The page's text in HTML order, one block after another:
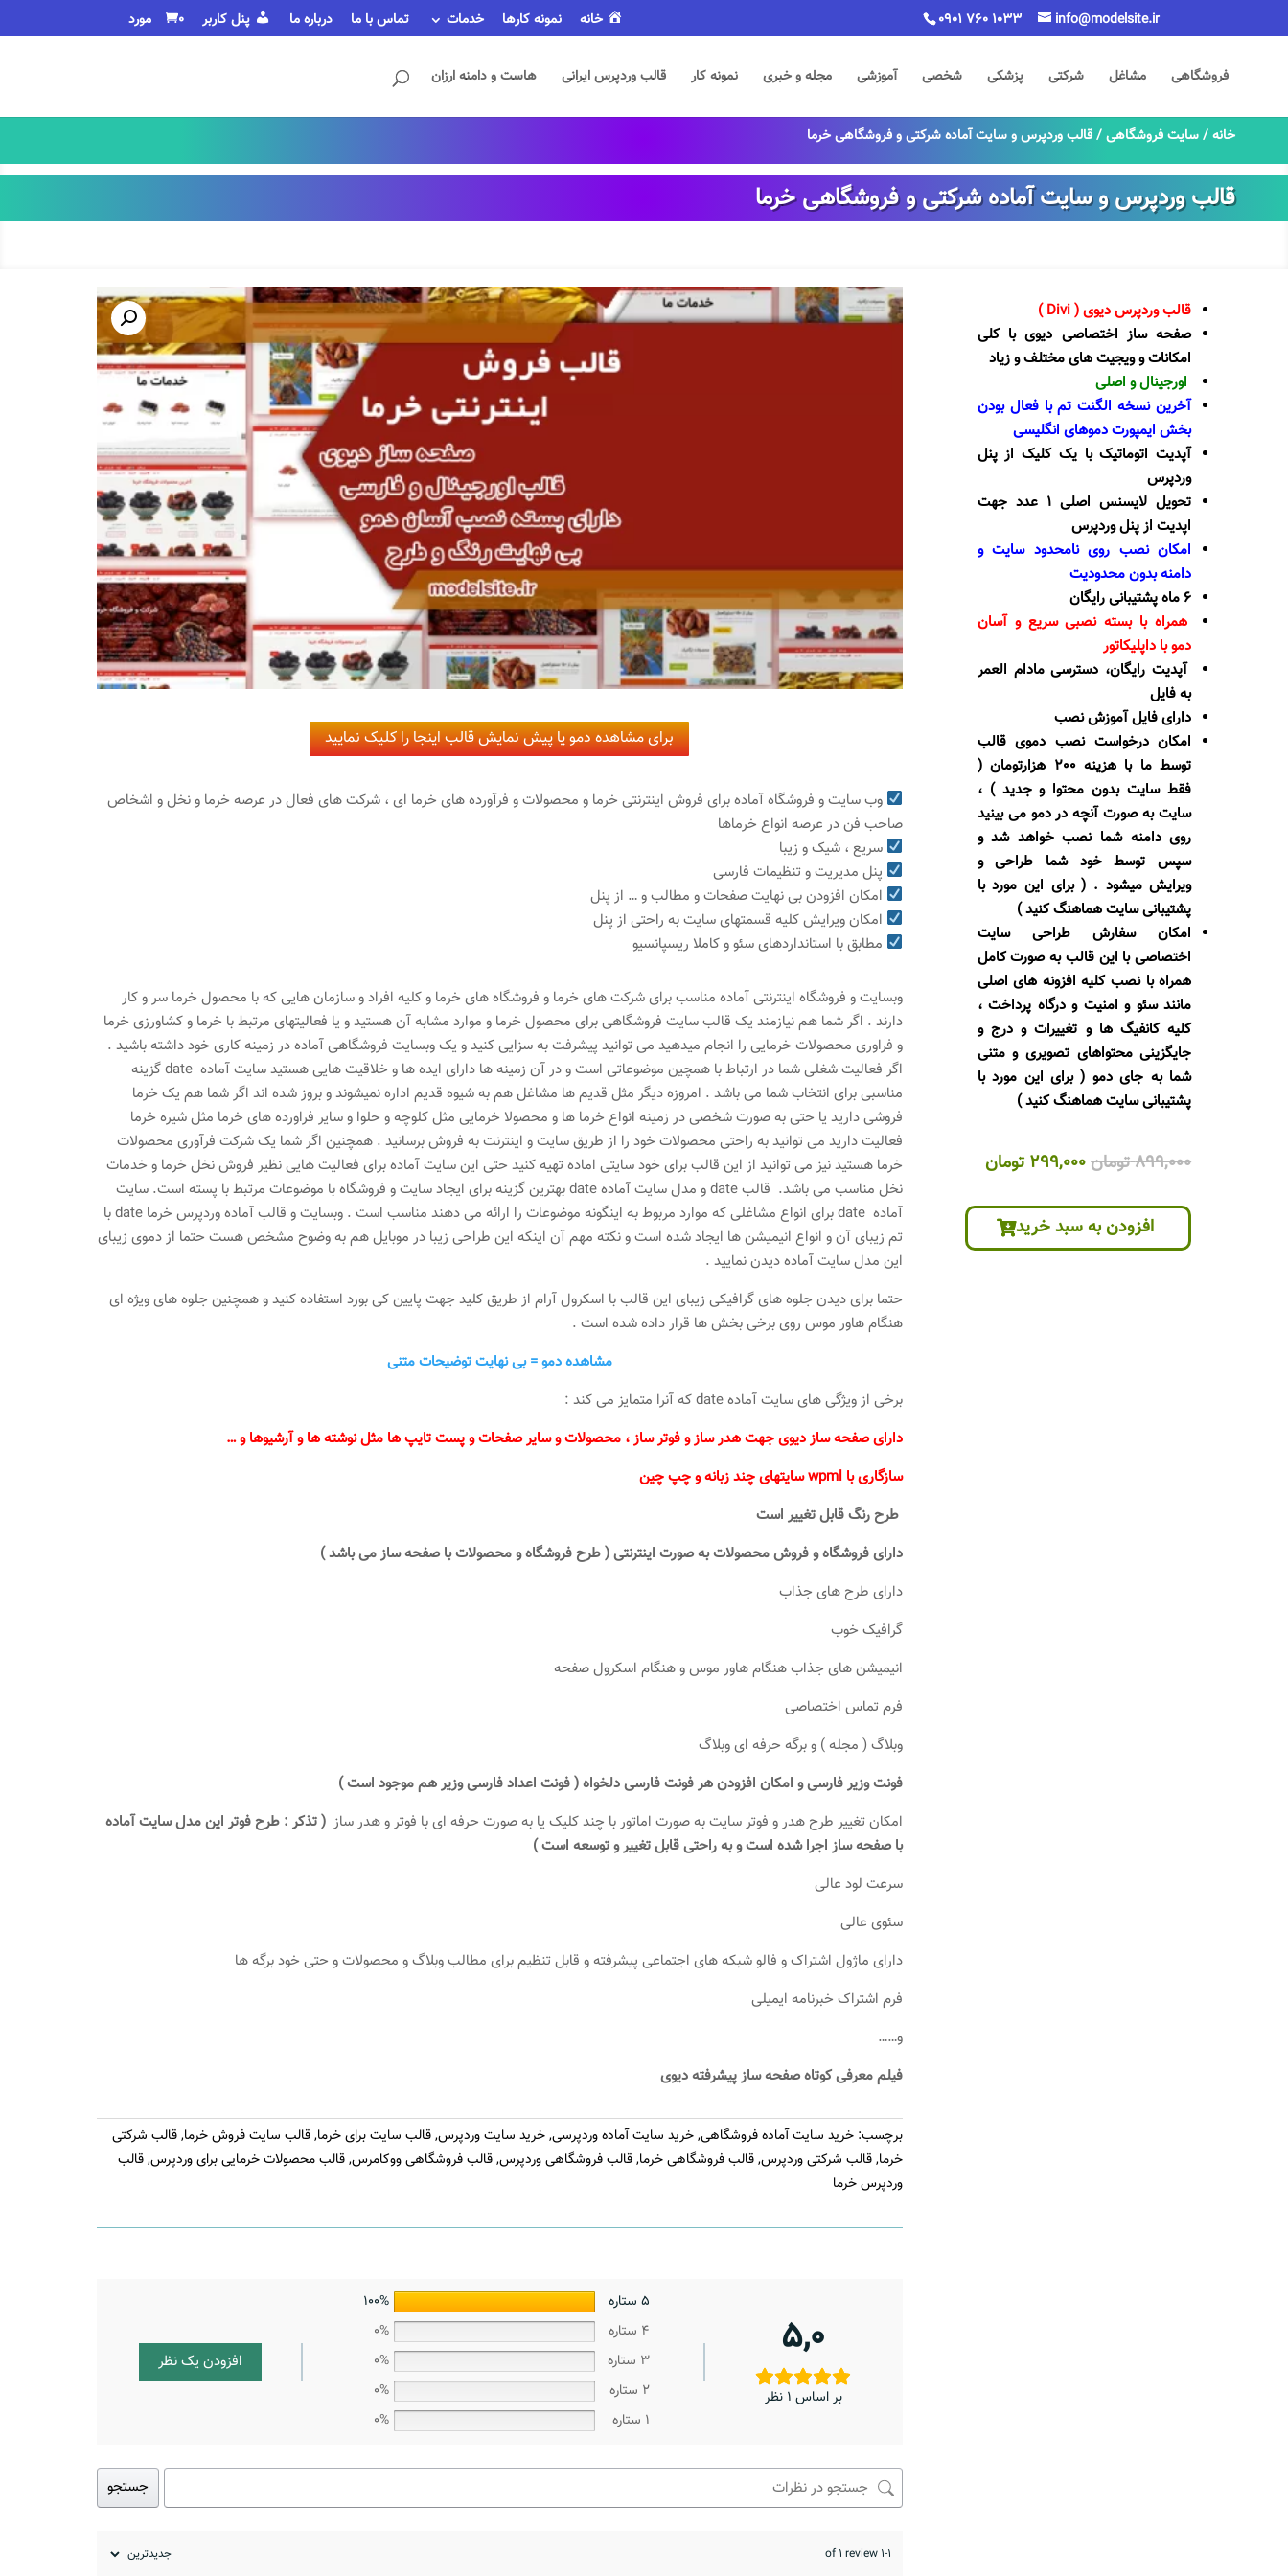
0901 760 1033 info@modelsite.ir خانه نمونه کارها خدمات تماس با ما درباره ما پنل کاربر 0 مورد
فروشگاهی مشاغل شرکتی پزشکی شخصی آموزشی مجله و خبری نمونه کار قالب وردپرس ایرانی هاست و دامنه ارزان
خانه/سایت فروشگاهی/ قالب وردپرس و سایت آماده شرکتی و فروشگاهی خرما
قالب وردپرس و سایت آماده شرکتی و فروشگاهی خرما
برای مشاهده دمو یا پیش نمایش قالب اینجا را کلیک نمایید
وب سایت و فروشگاه آماده برای فروش اینترنتی خرما و محصولات و فرآورده های خرما ای ، شرکت های فعال در عرصه خرما و نخل و اشخاص
صاحب فن در عرصه انواع خرماها
سریع ، شیک و زیبا
پنل مدیریت و تنظیمات فارسی
امکان افزودن بی نهایت صفحات و مطالب و … از پنل
امکان ویرایش کلیه قسمتهای سایت به راحتی از پنل
مطابق با استانداردهای سئو و کاملا ریسپانسیو
وبسایت و فروشگاه اینترنتی آماده مناسب برای شرکت های خرما و فروشگاه های خرما و کلیه افراد و سازمان هایی که با محصول خرما سر و کار
دارند . اگر شما هم نیازمند یک قالب سایت فروشگاهی برای محصول خرما و موارد مشابه آنهستید و یا فعالیتهای مرتبط با خرما و کشاورزی خرما
و فراوری محصولات خرمایی را انجام میدهید می توانید پیشرفت به سزایی کنید و یک وبسایت فروشگاهی آماده در زمینه کاری خود داشته باشید .
اگر فعالیت شغلی شما در ارتباط با همچین موضوعاتی است و در آن زمینه ها دارای ایده ها و خلاقیت هایی هستید سایت آماده date گزینه
مناسبی برای انتخاب شما می باشد . امروزه دیگر مثل قدیم ها مشاغل هم به شیوه قدیم اداره نمیشوند و بروز شده اند اگر شما هم یک خرما
فروشی دارید یا حتی به صورت شخصی در زمینه انواع خرما ها و محصولا خرمایی مثل کلوچه و حلوا و سایر فراورده های خرما مثل شیره خرما
فعالیت دارید می توانید به راحتی محصولات خود را از طریق سایت و اینترنت به فروش برسانید . همچنین اگر شما یک شرکت فرآوری محصولات
خرما هستید نیز می توانید از این قالب برای خود سایتی اماده تهیه کنید حتی این سایت آماده برای فعالیت هایی نظیر فروش نخل خرما و خدمات
نخل مناسب می باشد. قالب date و مدل سایت آماده date بهترین گزینه برای ایجاد سایت و فروشگاه با موضوعات مرتبط با پسته است. سایت
آماده date برای انواع مشاغلی که موارد مربوط به اینگونه موضوعات را ارائه می دهند مناسب است . وبسایت و قالب آماده وردپرس خرما date با
تم زیبای آن و انواع انیمیشن ها ایجاد شده است و نکته مهم آن اینکه این طراحی زیبا در موبایل هم به وضوح مشخص هست حتما از دموی زیبای
این مدل سایت آماده دیدن نمایید .
حتما برای دیدن جلوه های گرافیکی زیبای این قالب با اسکرول آرام از طریق کلید جهت پایین کی بورد استفاده کنید و همچنین جلوه های ویژه ای
هنگام هاور موس روی برخی بخش ها قرار داده شده است .
مشاهده دمو = بی نهایت توضیحات متنی
برخی از ویژگی های سایت آماده date که آنرا متمایز می کند :
دارای صفحه ساز دیوی جهت هدر ساز و فوتر ساز ، محصولات و سایر صفحات و پست تایپ ها مثل نوشته ها و آرشیوها و …
سازگاری با wpml سایتهای چند زبانه و چپ چین
طرح رنگ قابل تغییر است
دارای فروشگاه و فروش محصولات به صورت اینترنتی ( طرح فروشگاه و محصولات با صفحه ساز می باشد )
دارای طرح های جذاب
گرافیک خوب
انیمیشن های جذاب هنگام هاور موس و هنگام اسکرول صفحه
فرم تماس اختصاصی
وبلاگ ( مجله ) و برگه حرفه ای وبلاگ
فونت وزیر فارسی و امکان افزودن هر فونت فارسی دلخواه ( فونت اعداد فارسی وزیر هم موجود است )
امکان تغییر طرح هدر و فوتر سایت به صورت اماتور با چند کلیک یا به صورت حرفه ای با فوتر و هدر ساز ( تذکر : طرح فوتر این مدل سایت آماده
با صفحه ساز اجرا شده است و به راحتی قابل تغییر و توسعه است )
سرعت لود عالی
سئوی عالی
دارای ماژول اشتراک و فالو شبکه های اجتماعی پیشرفته و قابل تنظیم برای مطالب وبلاگ و محصولات و حتی خود برگه ها
فرم اشتراک خبرنامه ایمیلی
و……
فیلم معرفی کوتاه صفحه ساز پیشرفته دیوی
برچسب:خرید سایت آماده فروشگاهی,خرید سایت آماده وردپرسی,خرید سایت وردپرس,قالب سایت برای خرما,قالب سایت فروش خرما,قالب شرکتی
خرما,قالب شرکتی وردپرس,قالب فروشگاهی خرما,قالب فروشگاهی وردپرس,قالب فروشگاهی ووکامرس,قالب محصولات خرمایی برای وردپرس,قالب
وردپرس خرما
5,0
بر اساس 1 نظر
5 ستاره
100%
4 ستاره
0%
3 ستاره
0%
2 ستاره
0%
1 ستاره
0%
افزودن یک نظر
جستجو
1-1 of 1 review
قالب وردپرس دیوی ( Divi )
صفحه ساز اختصاصی دیوی با کلی
امکانات و ویجیت های مختلف و زیاد
اورجینال و اصلی
آخرین نسخه الگنت تم با فعال بودن
بخش ایمپورت دموهای انگلیسی
آپدیت اتوماتیک با یک کلیک از پنل
وردپرس
تحویل لایسنس اصلی 1 عدد جهت
اپدیت از پنل وردپرس
امکان نصب روی نامحدود سایت و
دامنه بدون محدودیت
6 ماه پشتیبانی رایگان
همراه با بسته نصبی سریع و آسان
دمو با داپلیکاتور
آپدیت رایگان، دسترسی مادام العمر
به فایل
دارای فایل آموزش نصب
امکان درخواست نصب دموی قالب
توسط ما با هزینه 200 هزارتومان (
فقط سایت بدون محتوا و جدید ) ،
سایت به صورت آنچه در دمو می بینید
روی دامنه شما نصب خواهد شد و
سپس توسط خود شما طراحی و
ویرایش میشود . ( برای این مورد با
پشتیبانی سایت هماهنگ کنید )
امکان سفارش طراحی سایت
اختصاصی با این قالب به صورت کامل
همراه با نصب کلیه افزونه های اصلی
مانند سئو و امنیت و درگاه پرداخت ،
کلیه کانفیگ ها و تغییرات و درج و
جایگزینی محتواهای تصویری و متنی
شما به جای دمو ( برای این مورد با
پشتیبانی سایت هماهنگ کنید )
899,000تومانقیمت
899,000 تومان
بود.
299,000 تومانقیمت
299,000 تومان
افزودن به سبد خرید